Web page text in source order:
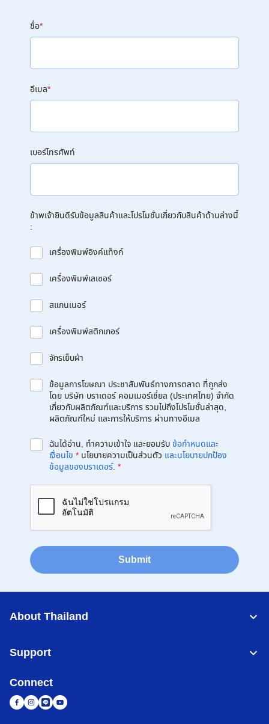
ชื่อ*
อีเมล*
เบอร์โทรศัพท์
ข้าพเจ้ายินดีรับข้อมูลสินค้าและโปรโมชั่นเกี่ยวกับสินค้าด้านล่างนี้
:
เครื่องพิมพ์อิงค์แท็งก์
เครื่องพิมพ์เลเซอร์
สแกนเนอร์
เครื่องพิมพ์สติกเกอร์
จักรเย็บผ้า
ข้อมูลการโฆษณา ประชาสัมพันธ์ทางการตลาด ที่ถูกส่ง
โดย บริษัท บราเดอร์ คอมเมอร์เชี่ยล (ประเทศไทย) จำกัด
เกี่ยวกับผลิตภัณฑ์และบริการ รวมไปถึงโปรโมชั่นล่าสุด,
ผลิตภัณฑ์ใหม่ และการให้บริการ ผ่านทางอีเมล
ฉันได้อ่าน, ทำความเข้าใจ และยอมรับข้อกำหนดและ
เงื่อนไข * นโยบายความเป็นส่วนตัว และนโยบายปกป้อง
ข้อมูลของบราเดอร์. *
Submit
About Thailand
Support
Connect